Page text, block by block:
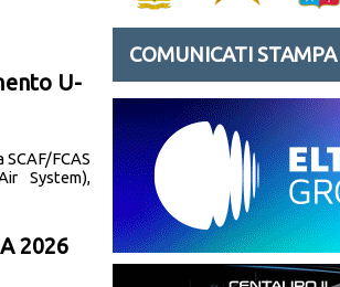
U-
FCAS
System),
2026
COMUNICATI